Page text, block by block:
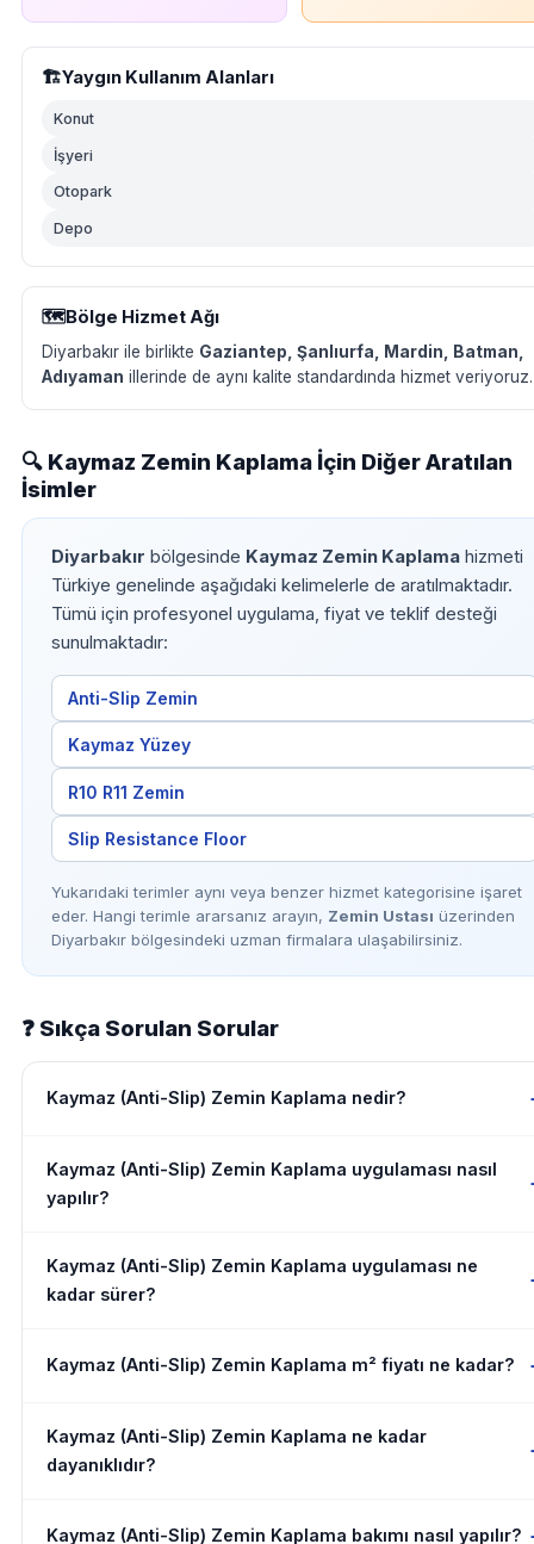
🏗️Yaygın Kullanım Alanları
Konut
İşyeri
Otopark
Depo
🗺️Bölge Hizmet Ağı
Diyarbakır ile birlikte Gaziantep, Şanlıurfa, Mardin, Batman,
Adıyaman illerinde de aynı kalite standardında hizmet veriyoruz.
🔍 Kaymaz Zemin Kaplama İçin Diğer Aratılan
İsimler
Diyarbakır bölgesinde Kaymaz Zemin Kaplamahizmeti
Türkiye genelinde aşağıdaki kelimelerle de aratılmaktadır.
Tümü için profesyonel uygulama, fiyat ve teklif desteği
sunulmaktadır:
Anti-Slip Zemin
Kaymaz Yüzey
R10 R11 Zemin
Slip Resistance Floor
Yukarıdaki terimler aynı veya benzer hizmet kategorisine işaret
eder. Hangi terimle ararsanız arayın, Zemin Ustası üzerinden
Diyarbakır bölgesindeki uzman firmalara ulaşabilirsiniz.
❓ Sıkça Sorulan Sorular
Kaymaz (Anti-Slip) Zemin Kaplama nedir?
Kaymaz (Anti-Slip) Zemin Kaplama uygulaması nasıl
yapılır?
Kaymaz (Anti-Slip) Zemin Kaplama uygulaması ne
kadar sürer?
Kaymaz (Anti-Slip) Zemin Kaplama m² fiyatı ne kadar?
Kaymaz (Anti-Slip) Zemin Kaplama ne kadar
dayanıklıdır?
Kaymaz (Anti-Slip) Zemin Kaplama bakımı nasıl yapılır?